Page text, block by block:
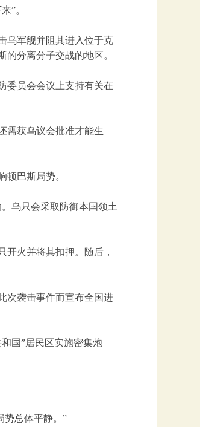
”。
乌军舰并阻其进入位于克
分离分子交战的地区。
委员会会议上支持有关在
需获乌议会批准才能生
巴斯局势。
乌只会采取防御本国领土
开火并将其扣押。随后，
次袭击事件而宣布全国进
国”居民区实施密集炮
势总体平静。”